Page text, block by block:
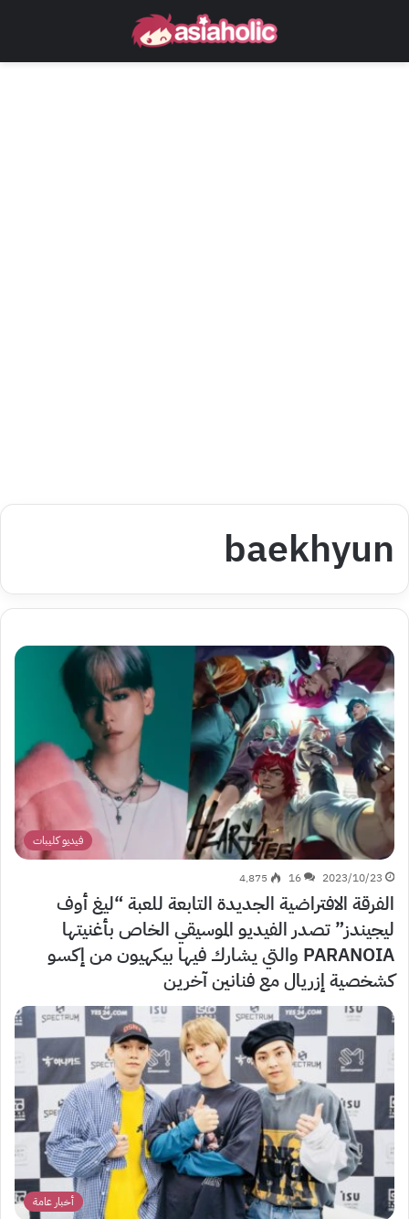
baekhyun
فيديو كليبات
2023/10/23
16 4٬875
الفرقة الافتراضية الجديدة التابعة للعبة “ليغ أوف
ليجيندز” تصدر الفيديو الموسيقي الخاص بأغنيتها
PARANOIA والتي يشارك فيها بيكهيون من إكسو
كشخصية إزريال مع فنانين آخرين
أخبار عامة